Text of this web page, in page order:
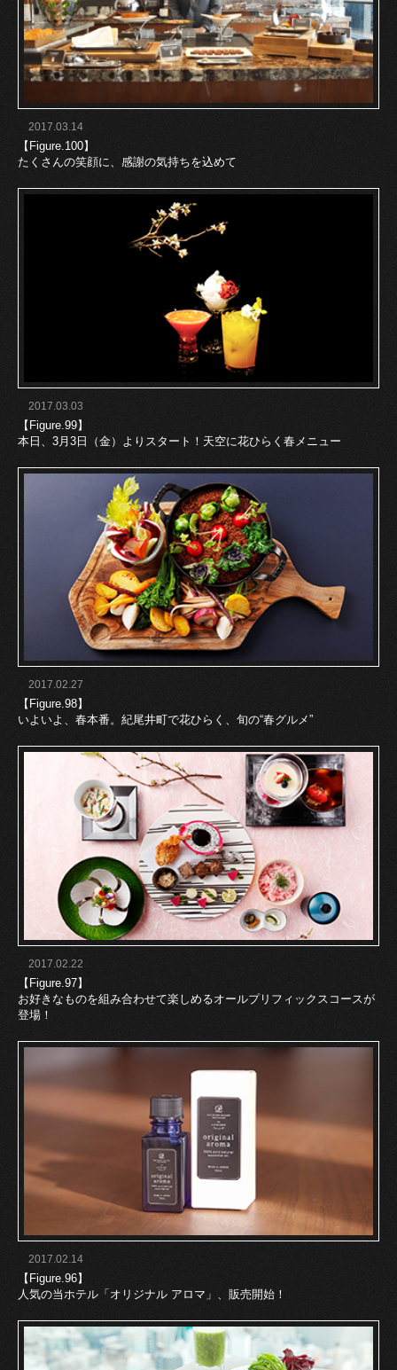
2017.03.14
【Figure.100】
たくさんの笑顔に、感謝の気持ちを込めて
2017.03.03
【Figure.99】
本日、3月3日（金）よりスタート！天空に花ひらく春メニュー
2017.02.27
【Figure.98】
いよいよ、春本番。紀尾井町で花ひらく、旬の“春グルメ”
2017.02.22
【Figure.97】
お好きなものを組み合わせて楽しめるオールプリフィックスコースが
登場！
2017.02.14
【Figure.96】
人気の当ホテル「オリジナル アロマ」、販売開始！